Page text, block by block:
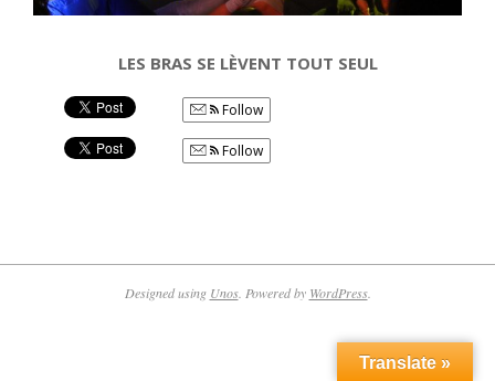
LES BRAS SE LÈVENT TOUT SEUL
Follow
Follow
11-
Designed using Unos. Powered by WordPress.
Translate »